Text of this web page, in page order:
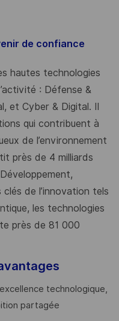
de confiance
hautes technologies
: Défense &
et Cyber & Digital. Il
qui contribuent à
de l’environnement
près de 4 milliards
de l’innovation tels
les technologies
près de 81 000
technologique,
partagée